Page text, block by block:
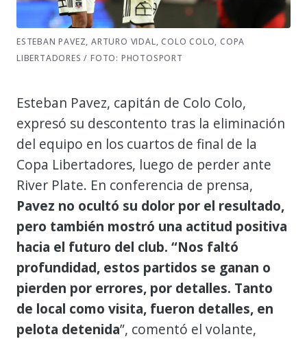
ESTEBAN PAVEZ, ARTURO VIDAL, COLO COLO, COPA
LIBERTADORES / FOTO: PHOTOSPORT
Esteban Pavez, capitán de Colo Colo,
expresó su descontento tras la eliminación
del equipo en los cuartos de final de la
Copa Libertadores, luego de perder ante
River Plate. En conferencia de prensa,
Pavez no ocultó su dolor por el resultado,
pero también mostró una actitud positiva
hacia el futuro del club. “Nos faltó
profundidad, estos partidos se ganan o
pierden por errores, por detalles. Tanto
de local como visita, fueron detalles, en
pelota detenida”, comentó el volante,